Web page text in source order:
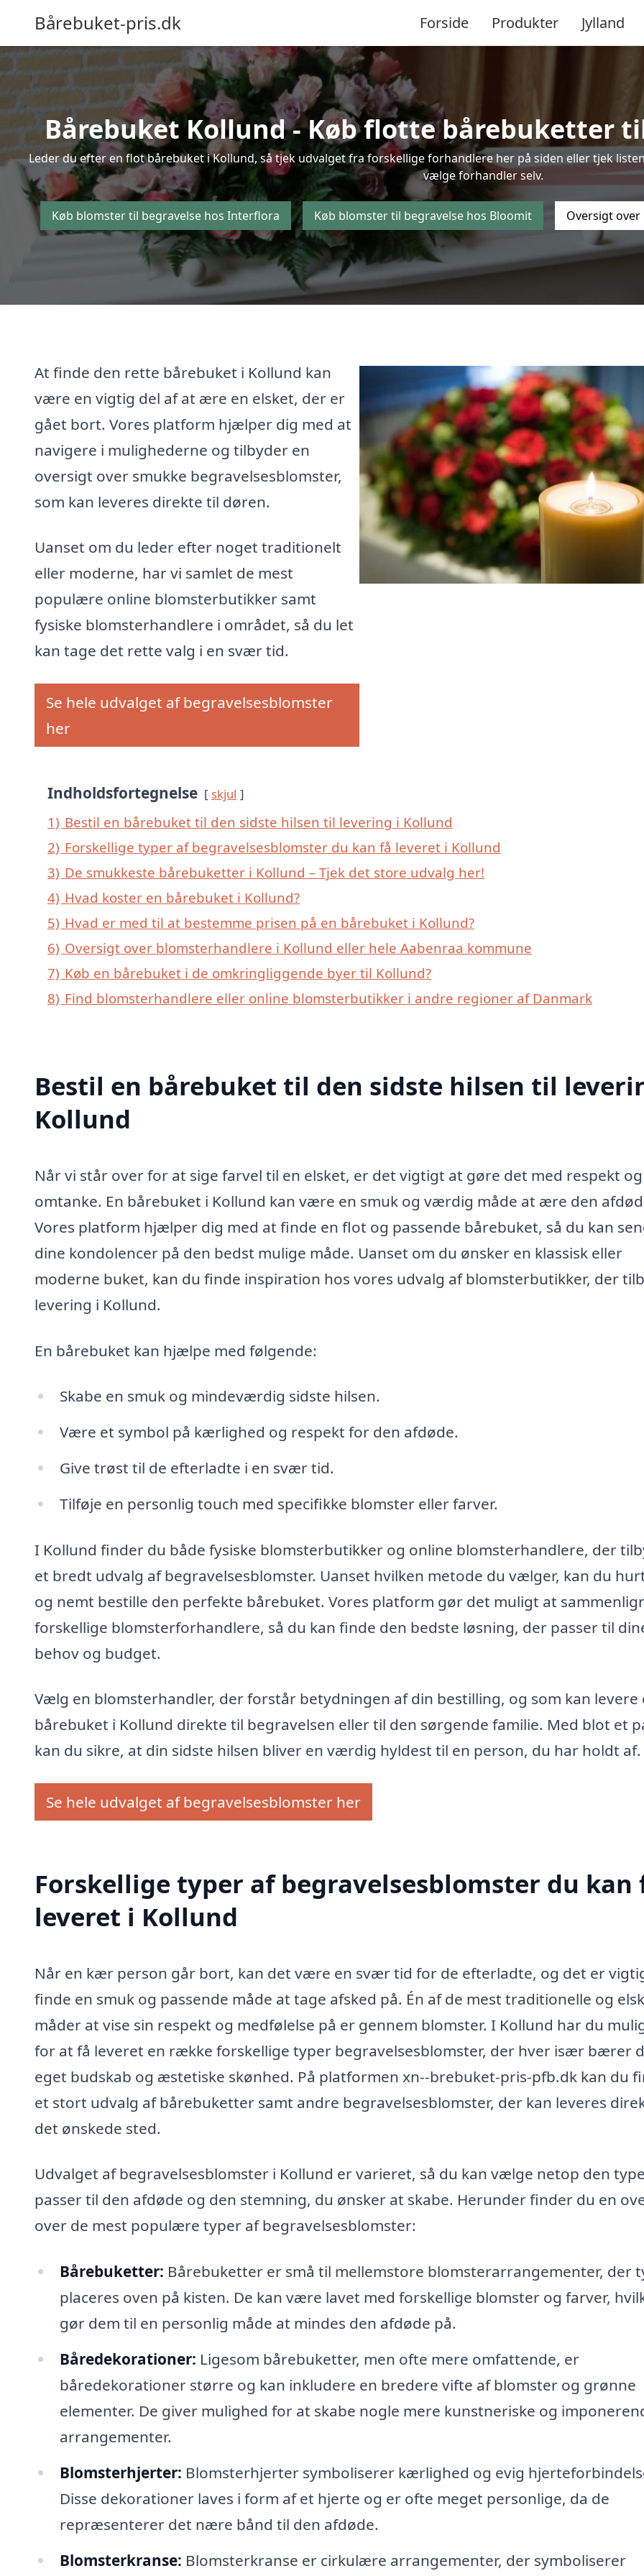
Bårebuket-pris.dk Forside Produkter Jylland
Bårebuket Kollund - Køb flotte bårebuketter
Leder du efter en flot bårebuket i Kollund, så tjek udvalget fra forskellige forhandlere her på siden eller tjek
vælge forhandler selv.
Køb blomster til begravelse hos Interflora Køb blomster til begravelse hos Bloomit Oversigt
At finde den rette bårebuket i Kollund kan
være en vigtig del af at ære en elsket, der er
gået bort. Vores platform hjælper dig med at
navigere i mulighederne og tilbyder en
oversigt over smukke begravelsesblomster,
som kan leveres direkte til døren.
Uanset om du leder efter noget traditionelt
eller moderne, har vi samlet de mest
populære online blomsterbutikker samt
fysiske blomsterhandlere i området, så du let
kan tage det rette valg i en svær tid.
Se hele udvalget af begravelsesblomster
her
Indholdsfortegnelse skjul
1) Bestil en bårebuket til den sidste hilsen til levering i Kollund
2) Forskellige typer af begravelsesblomster du kan få leveret i Kollund
3) De smukkeste bårebuketter i Kollund – Tjek det store udvalg her!
4) Hvad koster en bårebuket i Kollund?
5) Hvad er med til at bestemme prisen på en bårebuket i Kollund?
6) Oversigt over blomsterhandlere i Kollund eller hele Aabenraa kommune
7) Køb en bårebuket i de omkringliggende byer til Kollund?
8) Find blomsterhandlere eller online blomsterbutikker i andre regioner af Danmark
Bestil en bårebuket til den sidste hilsen til
Kollund
Når vi står over for at sige farvel til en elsket, er det vigtigt at gøre det med respekt og
omtanke. En bårebuket i Kollund kan være en smuk og værdig måde at ære den
Vores platform hjælper dig med at finde en flot og passende bårebuket, så du kan
dine kondolencer på den bedst mulige måde. Uanset om du ønsker en klassisk eller
moderne buket, kan du finde inspiration hos vores udvalg af blomsterbutikker, der
levering i Kollund.
En bårebuket kan hjælpe med følgende:
Skabe en smuk og mindeværdig sidste hilsen.
Være et symbol på kærlighed og respekt for den afdøde.
Give trøst til de efterladte i en svær tid.
Tilføje en personlig touch med specifikke blomster eller farver.
I Kollund finder du både fysiske blomsterbutikker og online blomsterhandlere, der
et bredt udvalg af begravelsesblomster. Uanset hvilken metode du vælger, kan du
og nemt bestille den perfekte bårebuket. Vores platform gør det muligt at
forskellige blomsterforhandlere, så du kan finde den bedste løsning, der passer til
behov og budget.
Vælg en blomsterhandler, der forstår betydningen af din bestilling, og som kan levere
bårebuket i Kollund direkte til begravelsen eller til den sørgende familie. Med blot et
kan du sikre, at din sidste hilsen bliver en værdig hyldest til en person, du har holdt af.
Se hele udvalget af begravelsesblomster her
Forskellige typer af begravelsesblomster du kan
leveret i Kollund
Når en kær person går bort, kan det være en svær tid for de efterladte, og det er
finde en smuk og passende måde at tage afsked på. Én af de mest traditionelle og
måder at vise sin respekt og medfølelse på er gennem blomster. I Kollund har du
for at få leveret en række forskellige typer begravelsesblomster, der hver især bærer
eget budskab og æstetiske skønhed. På platformen xn--brebuket-pris-pfb.dk kan du
et stort udvalg af bårebuketter samt andre begravelsesblomster, der kan leveres
det ønskede sted.
Udvalget af begravelsesblomster i Kollund er varieret, så du kan vælge netop den
passer til den afdøde og den stemning, du ønsker at skabe. Herunder finder du en
over de mest populære typer af begravelsesblomster:
Bårebuketter: Bårebuketter er små til mellemstore blomsterarrangementer, der
placeres oven på kisten. De kan være lavet med forskellige blomster og farver,
gør dem til en personlig måde at mindes den afdøde på.
Båredekorationer: Ligesom bårebuketter, men ofte mere omfattende, er
båredekorationer større og kan inkludere en bredere vifte af blomster og grønne
elementer. De giver mulighed for at skabe nogle mere kunstneriske og
arrangementer.
Blomsterhjerter: Blomsterhjerter symboliserer kærlighed og evig
Disse dekorationer laves i form af et hjerte og er ofte meget personlige, da de
repræsenterer det nære bånd til den afdøde.
Blomsterkranse: Blomsterkranse er cirkulære arrangementer, der symboliserer